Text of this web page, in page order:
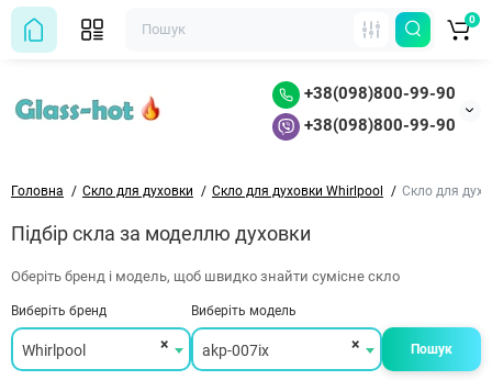
+38(098)800-99-90
+38(098)800-99-90
0
Головна Скло для духовки Скло для духовки Whirlpool Скло для
Підбір скла за моделлю духовки
Оберіть бренд і модель, щоб швидко знайти сумісне скло
Виберіть бренд
×
Whirlpool
Виберіть модель
×
akp-007ix Пошук